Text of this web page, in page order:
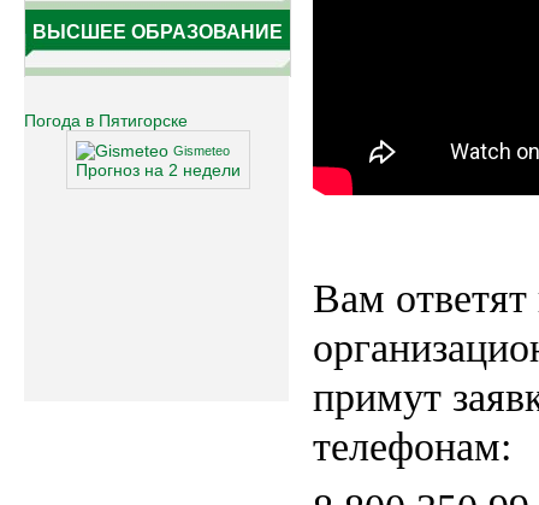
ВЫСШЕЕ ОБРАЗОВАНИЕ
Погода в Пятигорске
Gismeteo
Прогноз на 2 недели
Вам ответят
примут
телефонам: